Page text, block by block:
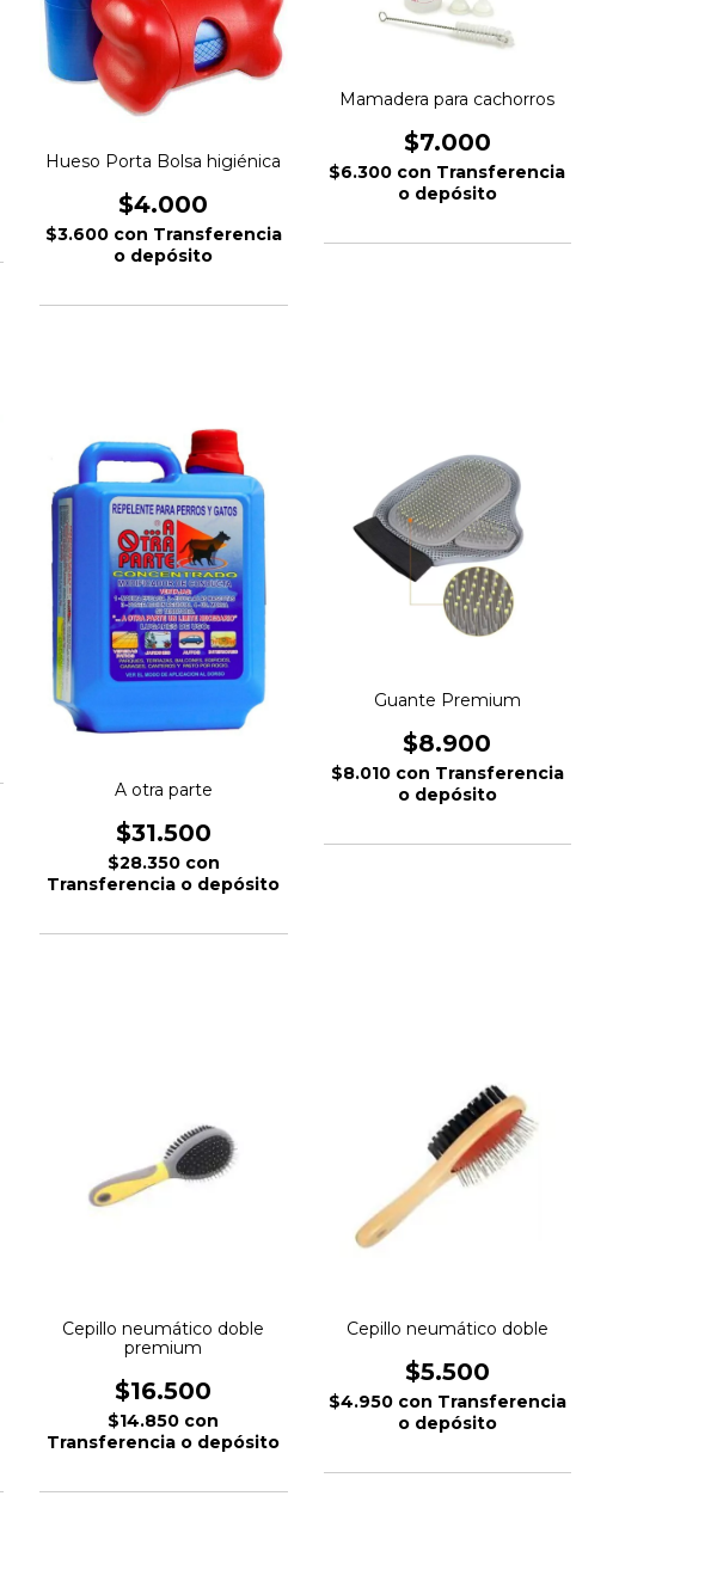
Hueso Porta Bolsa higiénica
$4.000
$3.600 con Transferencia
o depósito
Mamadera para cachorros
$7.000
$6.300 con Transferencia
o depósito
A otra parte
$31.500
$28.350 con
Transferencia o depósito
Guante Premium
$8.900
$8.010 con Transferencia
o depósito
Cepillo neumático doble
premium
$16.500
$14.850 con
Transferencia o depósito
Cepillo neumático doble
$5.500
$4.950 con Transferencia
o depósito